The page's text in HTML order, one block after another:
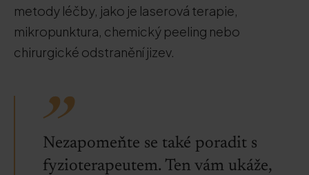
metody léčby, jako je laserová terapie,
mikropunktura, chemický peeling nebo
chirurgické odstranění jizev.
Nezapomeňte se také poradit s
fyzioterapeutem. Ten vám ukáže,